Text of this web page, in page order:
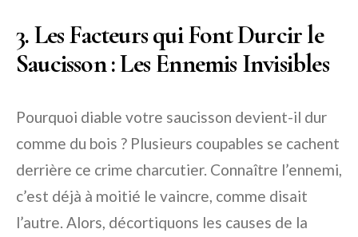
3. Les Facteurs qui Font Durcir le
Saucisson : Les Ennemis Invisibles
Pourquoi diable votre saucisson devient-il dur
comme du bois ? Plusieurs coupables se cachent
derrière ce crime charcutier. Connaître l’ennemi,
c’est déjà à moitié le vaincre, comme disait
l’autre. Alors, décortiquons les causes de la